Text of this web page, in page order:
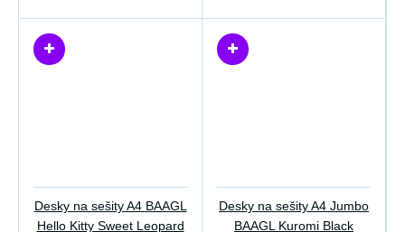
Desky na sešity A4 BAAGL
Hello Kitty Sweet Leopard
Desky na sešity A4 Jumbo
BAAGL Kuromi Black